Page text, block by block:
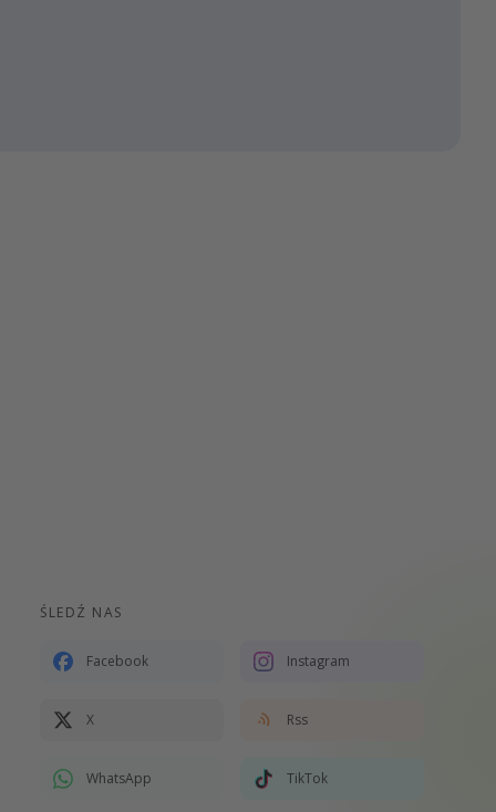
ŚLEDŹ NAS
Facebook Instagram
X Rss
WhatsApp TikTok